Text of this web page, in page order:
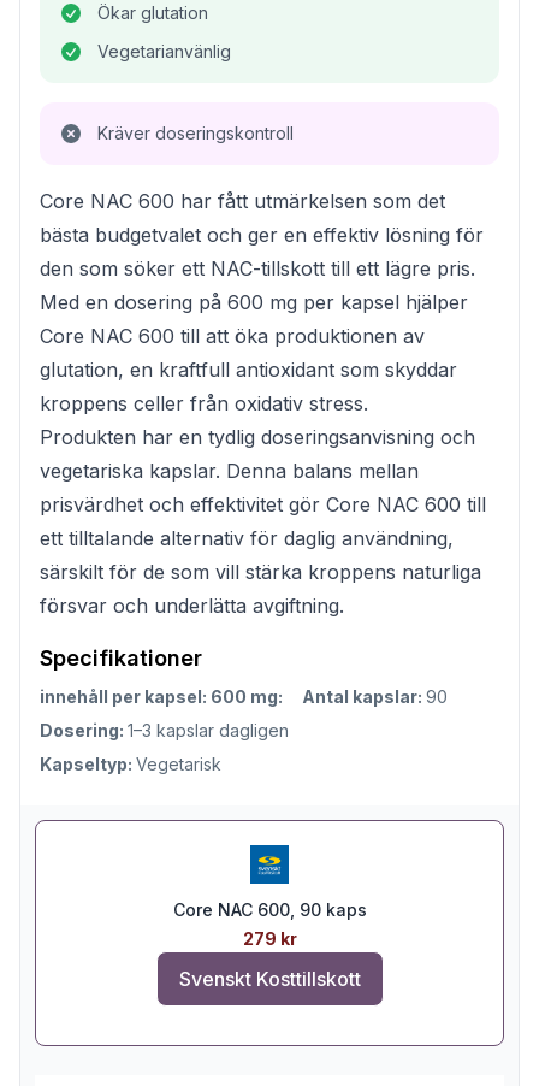
Ökar glutation
Vegetarianvänlig
Kräver doseringskontroll
Core NAC 600 har fått utmärkelsen som det
bästa budgetvalet och ger en effektiv lösning för
den som söker ett NAC-tillskott till ett lägre pris.
Med en dosering på 600 mg per kapsel hjälper
Core NAC 600 till att öka produktionen av
glutation, en kraftfull antioxidant som skyddar
kroppens celler från oxidativ stress.
Produkten har en tydlig doseringsanvisning och
vegetariska kapslar. Denna balans mellan
prisvärdhet och effektivitet gör Core NAC 600 till
ett tilltalande alternativ för daglig användning,
särskilt för de som vill stärka kroppens naturliga
försvar och underlätta avgiftning.
Specifikationer
innehåll per kapsel: 600 mg: Antal kapslar: 90
Dosering: 1–3 kapslar dagligen
Kapseltyp: Vegetarisk
Core NAC 600, 90 kaps
279 kr
Svenskt Kosttillskott